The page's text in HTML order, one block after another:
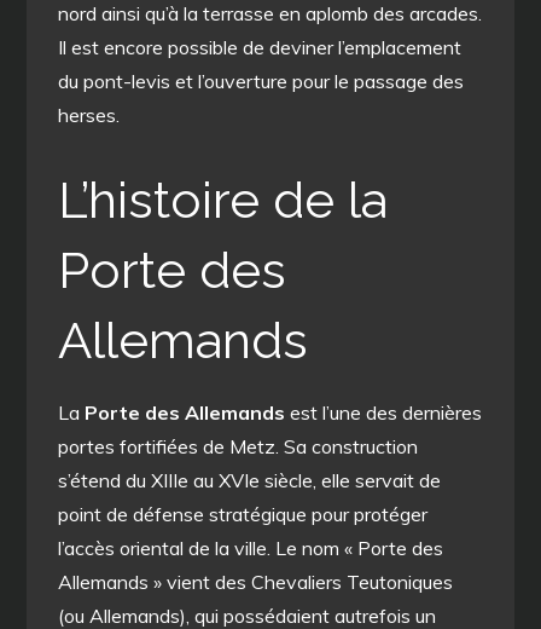
nord ainsi qu’à la terrasse en aplomb des arcades.
Il est encore possible de deviner l’emplacement
du pont-levis et l’ouverture pour le passage des
herses.
L’histoire de la
Porte des
Allemands
La Porte des Allemands est l’une des dernières
portes fortifiées de Metz. Sa construction
s’étend du XIIIe au XVIe siècle, elle servait de
point de défense stratégique pour protéger
l’accès oriental de la ville. Le nom « Porte des
Allemands » vient des Chevaliers Teutoniques
(ou Allemands), qui possédaient autrefois un